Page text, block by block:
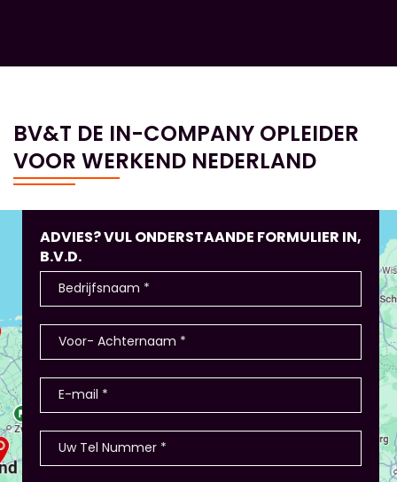
BV&T DE IN-COMPANY OPLEIDER
VOOR WERKEND NEDERLAND
ADVIES? VUL ONDERSTAANDE FORMULIER IN,
B.V.D.